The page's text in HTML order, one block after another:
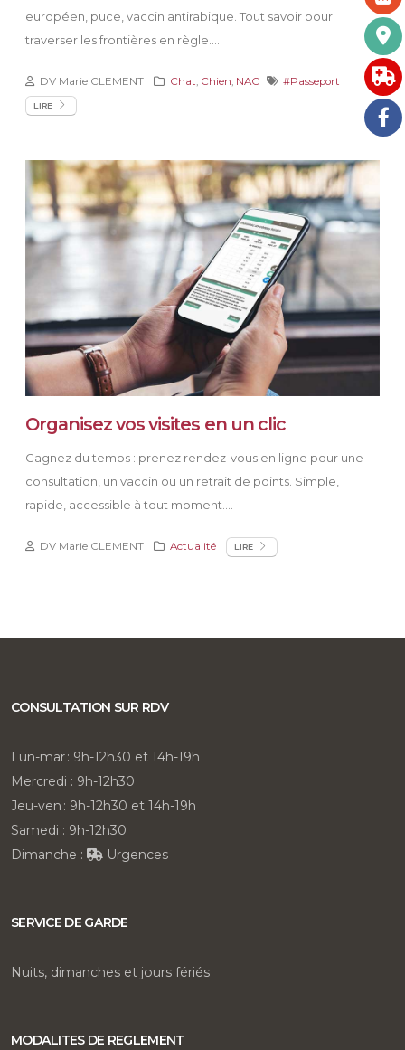
européen, puce, vaccin antirabique. Tout savoir pour
traverser les frontières en règle....
DV Marie CLEMENT Chat, Chien, NAC #Passeport
LIRE
Organisez vos visites en un clic
Gagnez du temps : prenez rendez-vous en ligne pour une
consultation, un vaccin ou un retrait de points. Simple,
rapide, accessible à tout moment....
DV Marie CLEMENT Actualité LIRE
CONSULTATION SUR RDV
Lun-mar : 9h-12h30 et 14h-19h
Mercredi : 9h-12h30
Jeu-ven : 9h-12h30 et 14h-19h
Samedi : 9h-12h30
Dimanche :
Urgences
SERVICE DE GARDE
Nuits, dimanches et jours fériés
MODALITES DE REGLEMENT